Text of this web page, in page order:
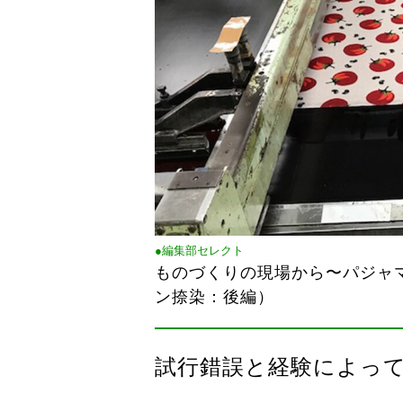
●編集部セレクト
ものづくりの現場から〜パジ
ン捺染：後編）
試行錯誤と経験によっ